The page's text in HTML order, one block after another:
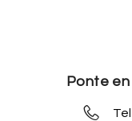
Ponte